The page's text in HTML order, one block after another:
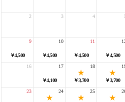
2 3 4
￥4,500
9
￥4,500
10
￥4,500
11
￥4,500
16
￥4,100
17
￥3,700
18
￥3,700
23 24 25